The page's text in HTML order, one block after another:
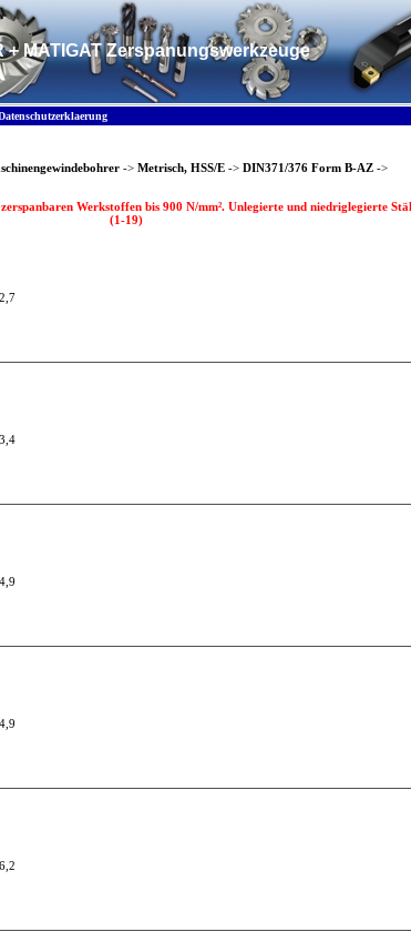
+ MATIGAT Zerspanungswerkzeuge
-> Metrisch, HSS/E -> DIN371/376 Form B-AZ ->
Werkstoffen bis 900 N/mm². Unlegierte und niedriglegierte
(1-19)